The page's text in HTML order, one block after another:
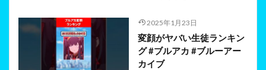
2025年1月23日
変顔がヤバい生徒ランキン
グ #ブルアカ #ブルーアー
カイブ